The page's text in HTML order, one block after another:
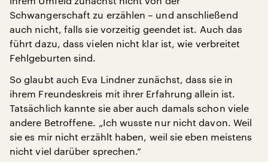
Schwangerschaft zu erzählen – und anschließend
auch nicht, falls sie vorzeitig geendet ist. Auch das
führt dazu, dass vielen nicht klar ist, wie verbreitet
Fehlgeburten sind.
So glaubt auch Eva Lindner zunächst, dass sie in
ihrem Freundeskreis mit ihrer Erfahrung allein ist.
Tatsächlich kannte sie aber auch damals schon viele
andere Betroffene. „Ich wusste nur nicht davon. Weil
sie es mir nicht erzählt haben, weil sie eben meistens
nicht viel darüber sprechen.“